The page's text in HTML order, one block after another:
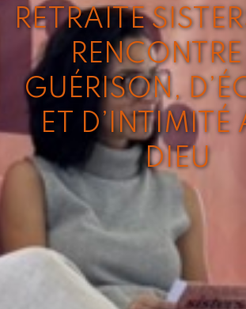
RETRAITE
RENCONTRE
GUÉRISON,
ET D’INTIMITÉ
DIEU